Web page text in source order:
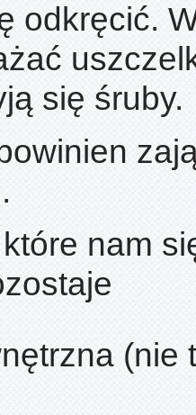
odkręcić.
się śruby.
nam
(nie